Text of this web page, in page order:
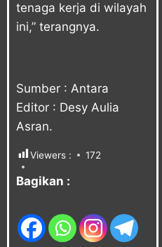
tenaga kerja di wilayah
ini,” terangnya.
Sumber : Antara
Editor : Desy Aulia
Asran.
Viewers : 172
Bagikan :